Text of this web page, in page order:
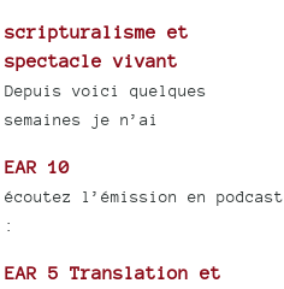
scripturalisme et
spectacle vivant
Depuis voici quelques
semaines je n’ai
EAR 10
écoutez l’émission en podcast
:
EAR 5 Translation et